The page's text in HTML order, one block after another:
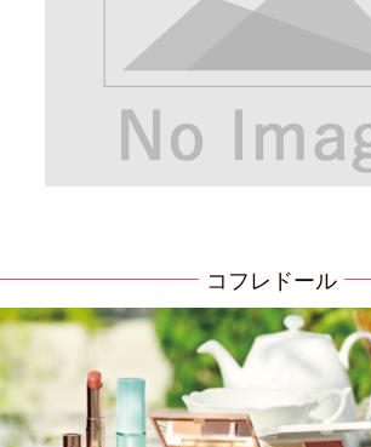
コフレドール